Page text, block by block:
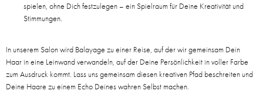
spielen, ohne Dich festzulegen – ein Spielraum für Deine Kreativität und
Stimmungen.
In unserem Salon wird Balayage zu einer Reise, auf der wir gemeinsam Dein
Haar in eine Leinwand verwandeln, auf der Deine Persönlichkeit in voller Farbe
zum Ausdruck kommt. Lass uns gemeinsam diesen kreativen Pfad beschreiten und
Deine Haare zu einem Echo Deines wahren Selbst machen.